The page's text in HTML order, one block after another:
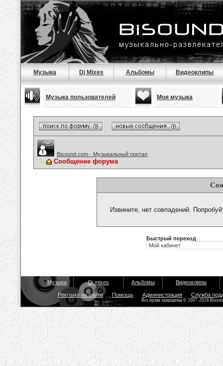
Музыка Dj Mixes Альбомы Видеоклипы
Музыка пользователей Моя музыка
Bisound.com - Музыкальный портал
Сообщение форума
Извините, нет совпадений.
Быстрый переход
Музыка Dj mixes Альбомы Видеоклипы
Реклама на сайте Помощь Администрация Служба
Все права защищены © 2007-2026